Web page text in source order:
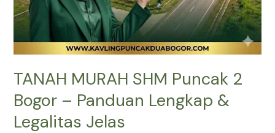
TANAH MURAH SHM Puncak 2
Bogor – Panduan Lengkap &
Legalitas Jelas